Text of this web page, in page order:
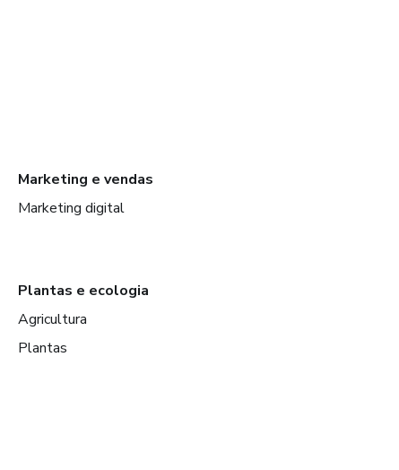
Marketing e vendas
Marketing digital
Plantas e ecologia
Agricultura
Plantas